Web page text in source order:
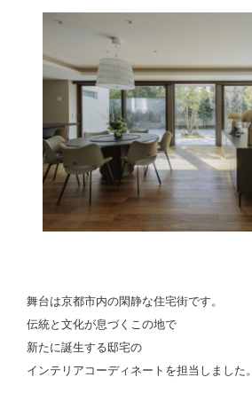
舞台は京都市内の閑静な住宅街です。
伝統と文化が息づくこの地で
新たに誕生する邸宅の
インテリアコーディネートを担当しました。